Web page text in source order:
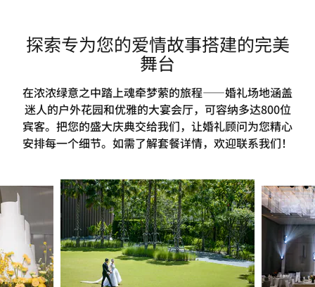
探索专为您的爱情故事搭建的完美
舞台
在浓浓绿意之中踏上魂牵梦萦的旅程——婚礼场地涵盖
迷人的户外花园和优雅的大宴会厅，可容纳多达800位
宾客。把您的盛大庆典交给我们，让婚礼顾问为您精心
安排每一个细节。如需了解套餐详情，欢迎联系我们！